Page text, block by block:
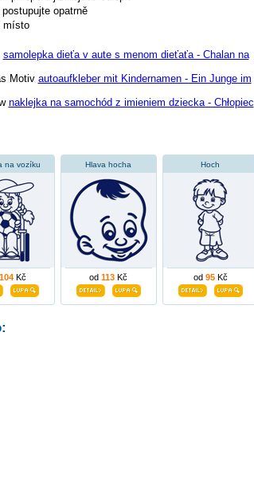
opatrně
místo
samolepka dieťa v aute s menom dieťaťa - Chalan na
Motiv autoaufkleber mit Kindernamen - Ein Junge im
naklejka na samochód z imieniem dziecka - Chłopiec
na vozíku
104Kč
Hlava hocha
od 113 Kč
Hoch
od 95Kč